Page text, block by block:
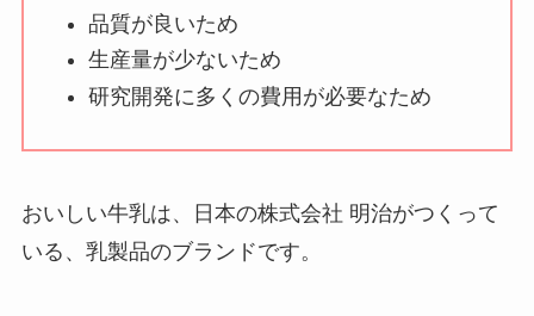
解説！
理由は？3つの理由と
口コミ・評判を紹
介！
品質が良いため
生産量が少ないため
研究開発に多くの費用が必要なため
おいしい牛乳は、日本の株式会社 明治がつくって
いる、乳製品のブランドです。